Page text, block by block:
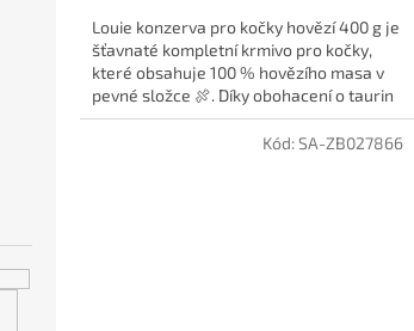
Louie konzerva pro kočky hovězí 400 g je
šťavnaté kompletní krmivo pro kočky,
které obsahuje 100 % hovězího masa v
pevné složce 🍖. Díky obohacení o taurin
podporuje zdraví srdce...
Kód:SA-ZB027866